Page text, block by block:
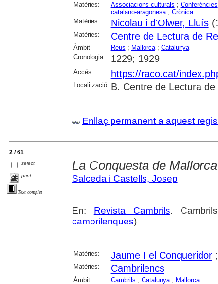
Matèries: Associacions culturals ; Conferències
catalano-aragonesa; Crònica
Matèries:
Nicolau i d'Olwer, Lluís
Matèries: Centre de Lectura de
Àmbit: Reus ; Mallorca; Catalunya
Cronologia:
1229; 1929
Accés: https://raco.cat/
Localització: B. Centre de Lectura de
Enllaç permanent a aquest
2 / 61
select
print
Text complet
La Conquesta de Mallorca
Salceda i Castells, Josep
En: Revista Cambrils.
cambrilenques)
Matèries: Jaume I el Conqueridor
Matèries: Cambrilencs
Àmbit: Cambrils ; Catalunya; Mallorca